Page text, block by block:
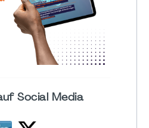
Social Media